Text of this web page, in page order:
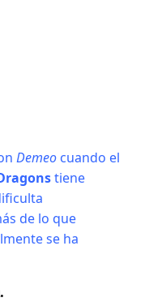
Demeo cuando el
tiene
de lo que
se ha